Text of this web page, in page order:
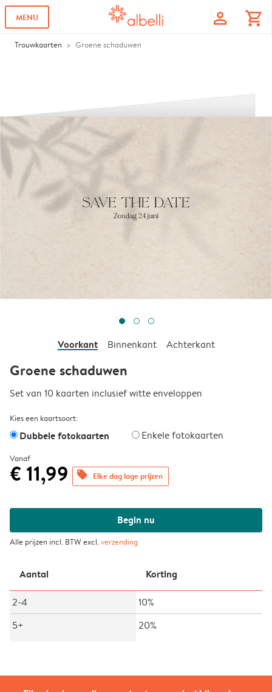
MENU profile shopping_cart
Trouwkaarten Groene schaduwen
Voorkant Binnenkant Achterkant
Groene schaduwen
Set van 10 kaarten inclusief witte enveloppen
Kies een kaartsoort:
Dubbele fotokaarten Enkele fotokaarten
Vanaf
€ 11,99 offers Elke dag lage prijzen
Begin nu
Alle prijzen incl. BTW excl.verzending
Aantal Korting
2-4
10%
5+
20%